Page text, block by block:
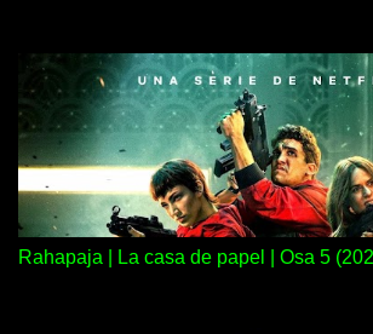
Rahapaja | La casa de papel | Osa 5